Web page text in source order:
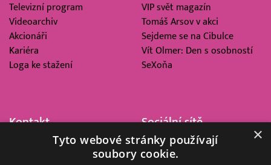
Televizní program
Videoarchiv
Akcionáři
Kariéra
Loga ke stažení
VIP svět magazín
Tomáš Arsov v akci
Sejdeme se na Cibulce
Vít Olmer: Den s osobností
SeXoňa
Kontakt
Barrandov Televizní Studio,
Sociální sítě
×
Tyto webové stránky používají
soubory cookie.